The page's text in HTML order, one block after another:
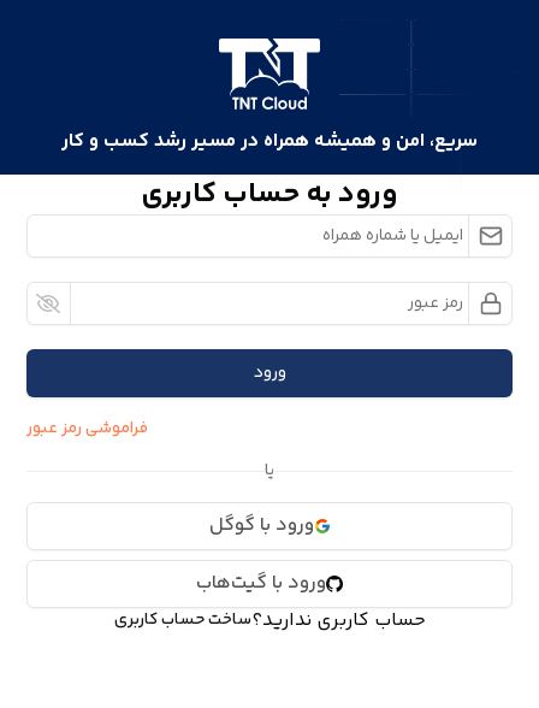
ورود به حساب کاربری
ورود
فراموشی رمز عبور
ورود با گوگل
ورود با گیت‌هاب
حساب کاربری ندارید؟ساخت حساب کاربری
سریع، امن و همیشه همراه در مسیر رشد کسب و کار